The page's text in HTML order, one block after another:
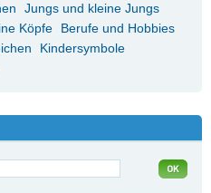
Jungs und kleine Jungs
Köpfe
Berufe und Hobbies
Kindersymbole